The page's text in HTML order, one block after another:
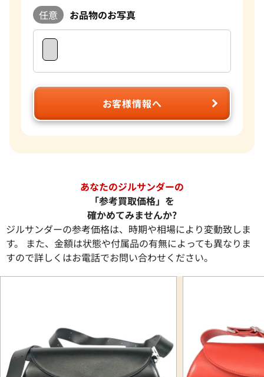
任意 お品物のお写真
お客様情報へ
あなたのジルサンダーの
「参考買取価格」を
確かめてみませんか?
ジルサンダーの参考価格は、時期や相場により変動致しま
す。 また、金額は状態や付属品の有無によっても異なりま
すので詳しくはお電話でお問い合わせください。